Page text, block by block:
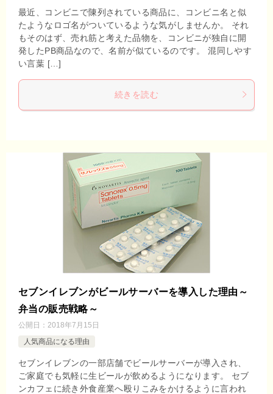
最近、コンビニで陳列されている商品に、コンビニ名と似
たようなロゴ名がついているような気がしませんか。 それ
もそのはず、売れ筋と考えた品物を、コンビニが独自に開
発したPB商品なので、名前が似ているのです。 混同しやす
い言葉 […]
続きを読む
セブンイレブンがビールサーバーを導入した理由～
弁当の販売戦略～
公開日： 2018年7月15日
人気商品になる理由
セブンイレブンの一部店舗でビールサーバーが導入され、
ご家庭でも気軽に生ビールが飲めるようになります。 セブ
ンカフェに続き外食産業へ殴りこみをかけるように言われ